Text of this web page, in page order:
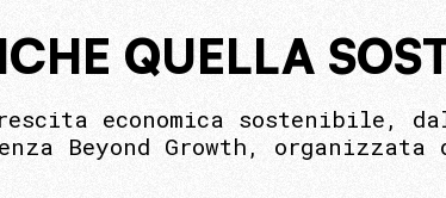
QUELLA
economica sostenibile,
Beyond Growth,